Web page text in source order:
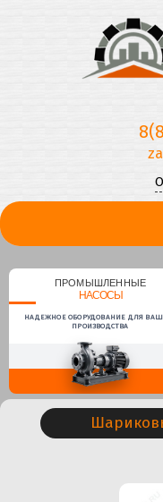
ПРОМЫШЛЕННЫЕ
НАСОСЫ
НАДЕЖНОЕ ОБОРУДОВАНИЕ ДЛЯ
ПРОИЗВОДСТВА